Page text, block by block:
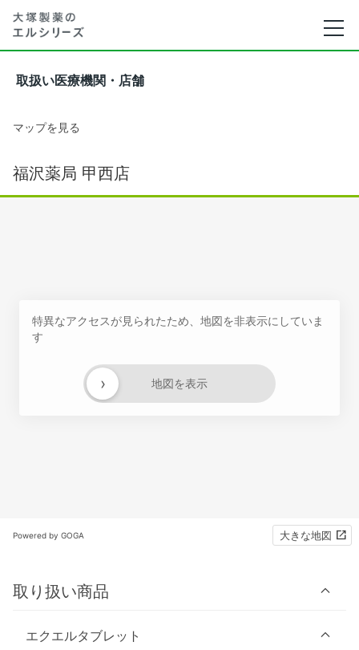
取扱い医療機関・店舗
マップを見る
福沢薬局 甲西店
特異なアクセスが見られたため、地図を非表示にしていま
す
地図を表示
›
Powered by GOGA 大きな地図
取り扱い商品
エクエルタブレット